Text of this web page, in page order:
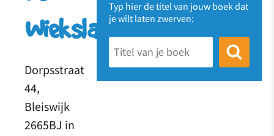
Typ hier de titel van jouw boek dat
je wilt laten zwerven:
Wiekslag
Dorpsstraat
44,
Bleiswijk
2665BJ in